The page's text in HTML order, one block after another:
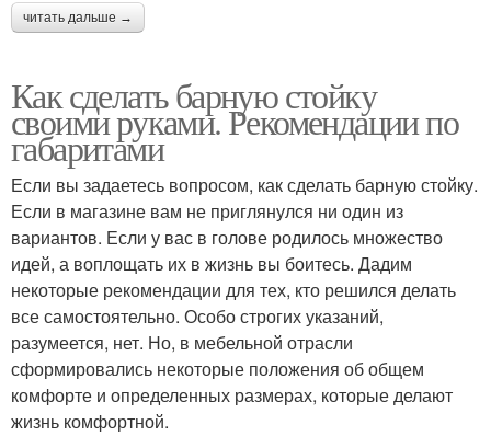
читать дальше →
Как сделать барную стойку
своими руками. Рекомендации по
габаритами
Если вы задаетесь вопросом, как сделать барную стойку.
Если в магазине вам не приглянулся ни один из
вариантов. Если у вас в голове родилось множество
идей, а воплощать их в жизнь вы боитесь. Дадим
некоторые рекомендации для тех, кто решился делать
все самостоятельно. Особо строгих указаний,
разумеется, нет. Но, в мебельной отрасли
сформировались некоторые положения об общем
комфорте и определенных размерах, которые делают
жизнь комфортной.